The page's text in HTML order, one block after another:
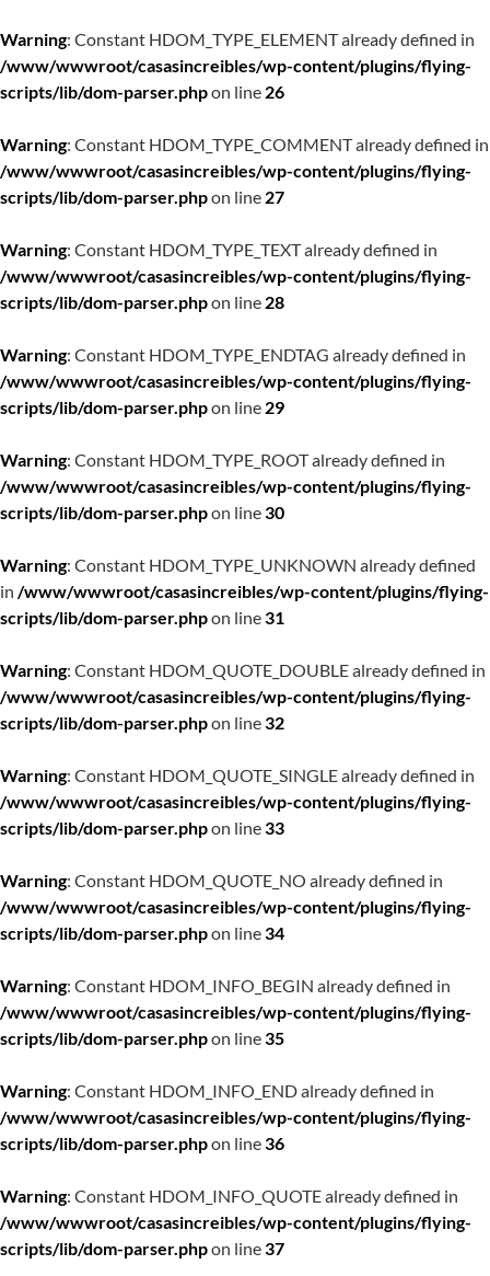
Warning: Constant HDOM_TYPE_ELEMENT already defined in
/www/wwwroot/casasincreibles/wp-content/plugins/flying-
scripts/lib/dom-parser.phpon line 26
Warning: Constant HDOM_TYPE_COMMENT already defined in
/www/wwwroot/casasincreibles/wp-content/plugins/flying-
scripts/lib/dom-parser.phpon line 27
Warning: Constant HDOM_TYPE_TEXT already defined in
/www/wwwroot/casasincreibles/wp-content/plugins/flying-
scripts/lib/dom-parser.phpon line 28
Warning: Constant HDOM_TYPE_ENDTAG already defined in
/www/wwwroot/casasincreibles/wp-content/plugins/flying-
scripts/lib/dom-parser.phpon line 29
Warning: Constant HDOM_TYPE_ROOT already defined in
/www/wwwroot/casasincreibles/wp-content/plugins/flying-
scripts/lib/dom-parser.phpon line30
Warning: Constant HDOM_TYPE_UNKNOWN already defined
in /www/wwwroot/casasincreibles/wp-content/plugins/flying-
scripts/lib/dom-parser.phpon line31
Warning: Constant HDOM_QUOTE_DOUBLE already defined in
/www/wwwroot/casasincreibles/wp-content/plugins/flying-
scripts/lib/dom-parser.phpon line32
Warning: Constant HDOM_QUOTE_SINGLE already defined in
/www/wwwroot/casasincreibles/wp-content/plugins/flying-
scripts/lib/dom-parser.phpon line33
Warning: Constant HDOM_QUOTE_NO already defined in
/www/wwwroot/casasincreibles/wp-content/plugins/flying-
scripts/lib/dom-parser.phpon line34
Warning: Constant HDOM_INFO_BEGIN already defined in
/www/wwwroot/casasincreibles/wp-content/plugins/flying-
scripts/lib/dom-parser.phpon line35
Warning: Constant HDOM_INFO_END already defined in
/www/wwwroot/casasincreibles/wp-content/plugins/flying-
scripts/lib/dom-parser.phpon line36
Warning: Constant HDOM_INFO_QUOTE already defined in
/www/wwwroot/casasincreibles/wp-content/plugins/flying-
scripts/lib/dom-parser.phpon line37